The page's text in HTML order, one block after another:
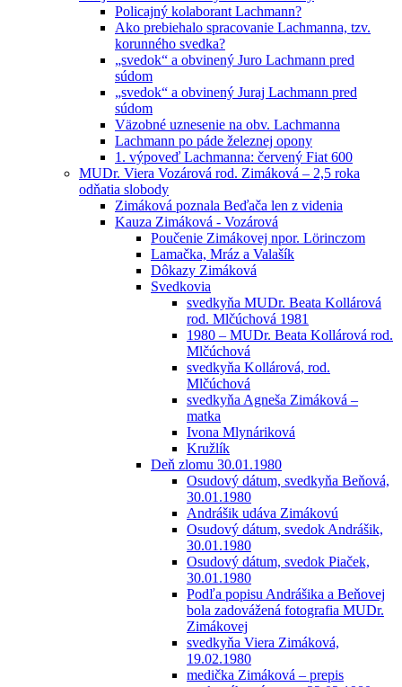
Policajný kolaborant Lachmann?
Ako prebiehalo spracovanie Lachmanna, tzv.
korunného svedka?
„svedok“ a obvinený Juro Lachmann pred
súdom
„svedok“ a obvinený Juraj Lachmann pred
súdom
Väzobné uznesenie na obv. Lachmanna
Lachmann po páde železnej opony
1. výpoveď Lachmanna: červený Fiat 600
MUDr. Viera Vozárová rod. Zimáková – 2,5 roka
odňatia slobody
Zimáková poznala Beďača len z videnia
Kauza Zimáková - Vozárová
Poučenie Zimákovej npor. Lörinczom
Lamačka, Mráz a Valašík
Dôkazy Zimáková
Svedkovia
svedkyňa MUDr. Beata Kollárová
rod. Mlčúchová 1981
1980 – MUDr. Beata Kollárová rod.
Mlčúchová
svedkyňa Kollárová, rod.
Mlčúchová
svedkyňa Agneša Zimáková –
matka
Ivona Mlynáriková
Kružlík
Deň zlomu 30.01.1980
Osudový dátum, svedkyňa Beňová,
30.01.1980
Andrášik udáva Zimákovú
Osudový dátum, svedok Andrášik,
30.01.1980
Osudový dátum, svedok Piaček,
30.01.1980
Podľa popisu Andrášika a Beňovej
bola zadovážená fotografia MUDr.
Zimákovej
svedkyňa Viera Zimáková,
19.02.1980
medička Zimáková – prepis